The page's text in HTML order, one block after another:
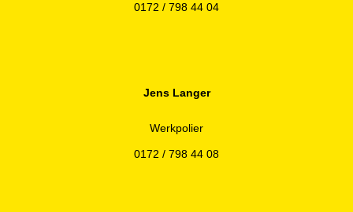
0172 / 798 44 04
Jens Langer
Werkpolier
0172 / 798 44 08